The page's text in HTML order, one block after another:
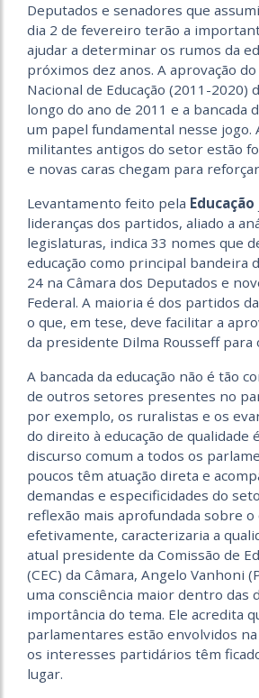
Deputados e senadores que
dia 2 de fevereiro terão a
ajudar a determinar os rumos da
próximos dez anos. A aprovação
Nacional de Educação (2011-2020)
longo do ano de 2011 e a bancada
um papel fundamental nesse jogo.
militantes antigos do setor estão
e novas caras chegam para
Levantamento feito pela Educação
lideranças dos partidos, aliado a
legislaturas, indica 33 nomes que
educação como principal bandeira
24 na Câmara dos Deputados e
Federal. A maioria é dos partidos
o que, em tese, deve facilitar a
da presidente Dilma Rousseff para
A bancada da educação não é tão
de outros setores presentes no
por exemplo, os ruralistas e os
do direito à educação de qualidade
discurso comum a todos os
poucos têm atuação direta e
demandas e especificidades do
reflexão mais aprofundada sobre o
efetivamente, caracterizaria a
atual presidente da Comissão de
(CEC) da Câmara, Angelo Vanhoni
uma consciência maior dentro das
importância do tema. Ele acredita
parlamentares estão envolvidos na
os interesses partidários têm
lugar.